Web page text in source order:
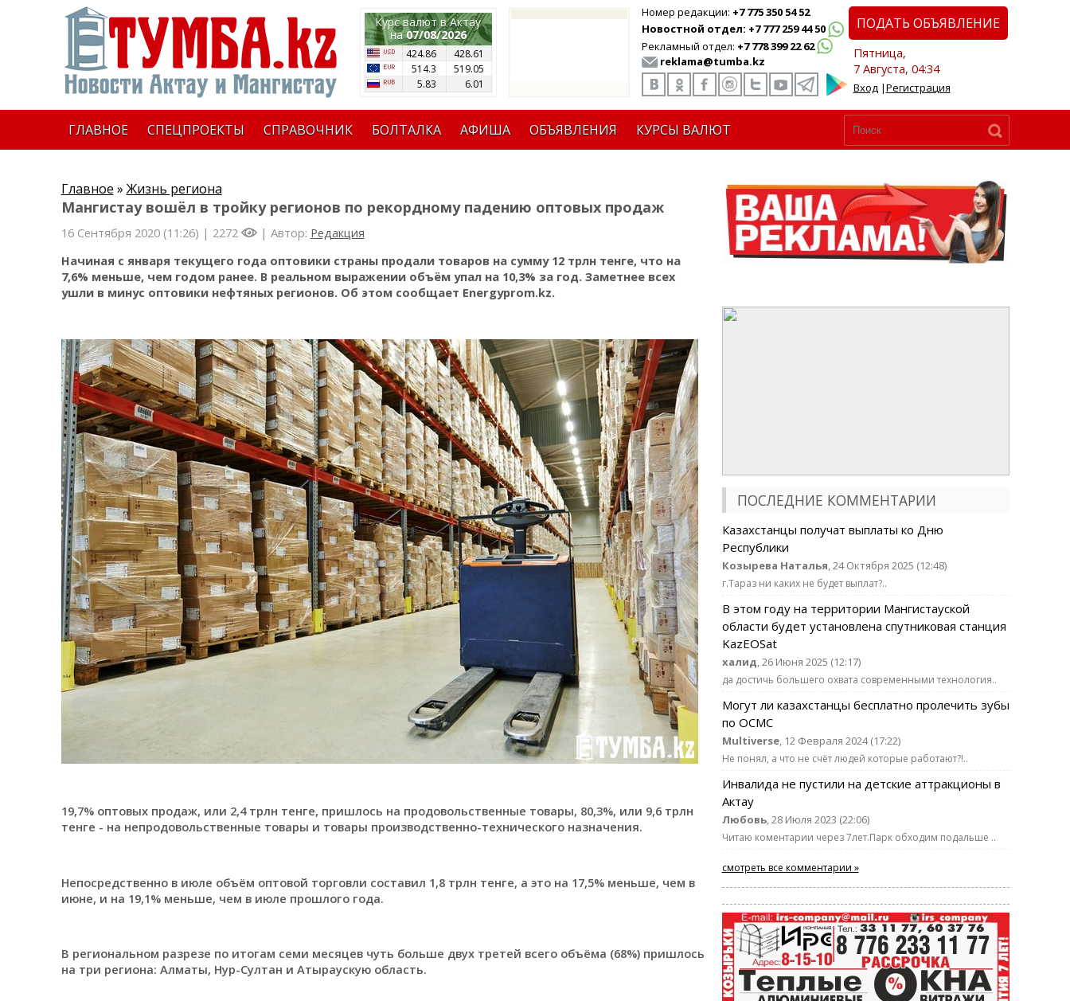
Курс валют в Актау
на07/08/2026
424.86
428.61
514.3
519.05
5.83
6.01
Номер редакции: +7 775 350 54 52
Новостной отдел: +7 777 259 44 50
Рекламный отдел: +7 778 399 22 62
reklama@tumba.kz
ПОДАТЬ ОБЪЯВЛЕНИЕ
Пятница,
7 Августа, 04:34
Вход|Регистрация
ГЛАВНОЕ СПЕЦПРОЕКТЫ СПРАВОЧНИК БОЛТАЛКА АФИША ОБЪЯВЛЕНИЯ КУРСЫ ВАЛЮТ
Главное » Жизнь региона
Мангистау вошёл в тройку регионов по рекордному падению оптовых продаж
16 Сентября 2020 (11:26) | 2272 | Автор: Редакция
Начиная с января текущего года оптовики страны продали товаров на сумму 12 трлн тенге, что на
7,6% меньше, чем годом ранее. В реальном выражении объём упал на 10,3% за год. Заметнее всех
ушли в минус оптовики нефтяных регионов. Об этом сообщает Еnergyprom.kz.
19,7% оптовых продаж, или 2,4 трлн тенге, пришлось на продовольственные товары, 80,3%, или 9,6 трлн
тенге - на непродовольственные товары и товары производственно-технического назначения.
Непосредственно в июле объём оптовой торговли составил 1,8 трлн тенге, а это на 17,5% меньше, чем в
июне, и на 19,1% меньше, чем в июле прошлого года.
В региональном разрезе по итогам семи месяцев чуть больше двух третей всего объёма (68%) пришлось
на три региона: Алматы, Нур-Султан и Атыраускую область.
ПОСЛЕДНИЕ КОММЕНТАРИИ
Казахстанцы получат выплаты ко Дню
Республики
Козырева Наталья, 24 Октября 2025 (12:48)
г.Тараз ни каких не будет выплат?..
В этом году на территории Мангистауской
области будет установлена спутниковая станция
KazEOSat
халид, 26 Июня 2025 (12:17)
да достичь большего охвата современными технология..
Могут ли казахстанцы бесплатно пролечить зубы
по ОСМС
Multiverse, 12 Февраля 2024 (17:22)
Не понял, а что не счёт людей которые работают?!..
Инвалида не пустили на детские аттракционы в
Актау
Любовь, 28 Июля 2023 (22:06)
Читаю коментарии через 7лет.Парк обходим подальше ..
смотреть все комментарии »